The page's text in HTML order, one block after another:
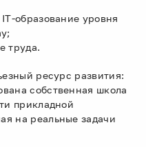
уровня
труда.
ресурс развития:
собственная школа
прикладной
на реальные задачи